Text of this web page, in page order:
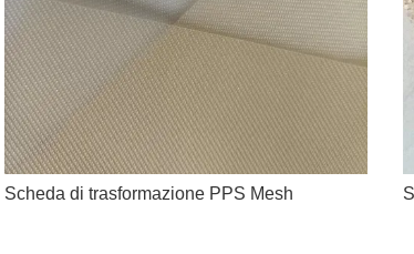
Scheda di trasformazione PPS Mesh